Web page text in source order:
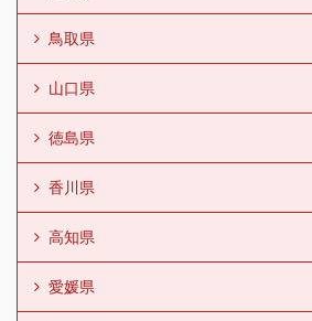
鳥取県
山口県
徳島県
香川県
高知県
愛媛県